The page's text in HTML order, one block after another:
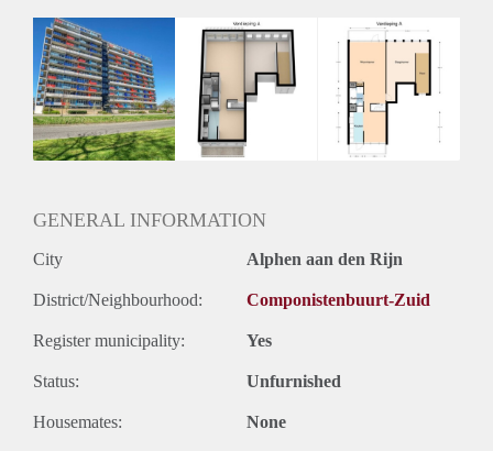
Huisdieren toegestaan: Afhankelijk van de Eigenaar
Huurtoeslag grens: Nee
Geschikt voor studenten: Afhankelijk van de Eigenaar
GENERAL INFORMATION
City Alphen aan den Rijn
District/Neighbourhood: Componistenbuurt-Zuid
Register municipality: Yes
Status: Unfurnished
Housemates: None